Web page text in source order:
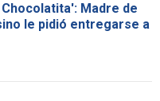
Madre de
le pidió entregarse a